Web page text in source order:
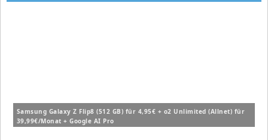
Samsung Galaxy Z Flip8 (512 GB) für 4,95€ + o2 Unlimited (Allnet) für
39,99€/Monat + Google AI Pro